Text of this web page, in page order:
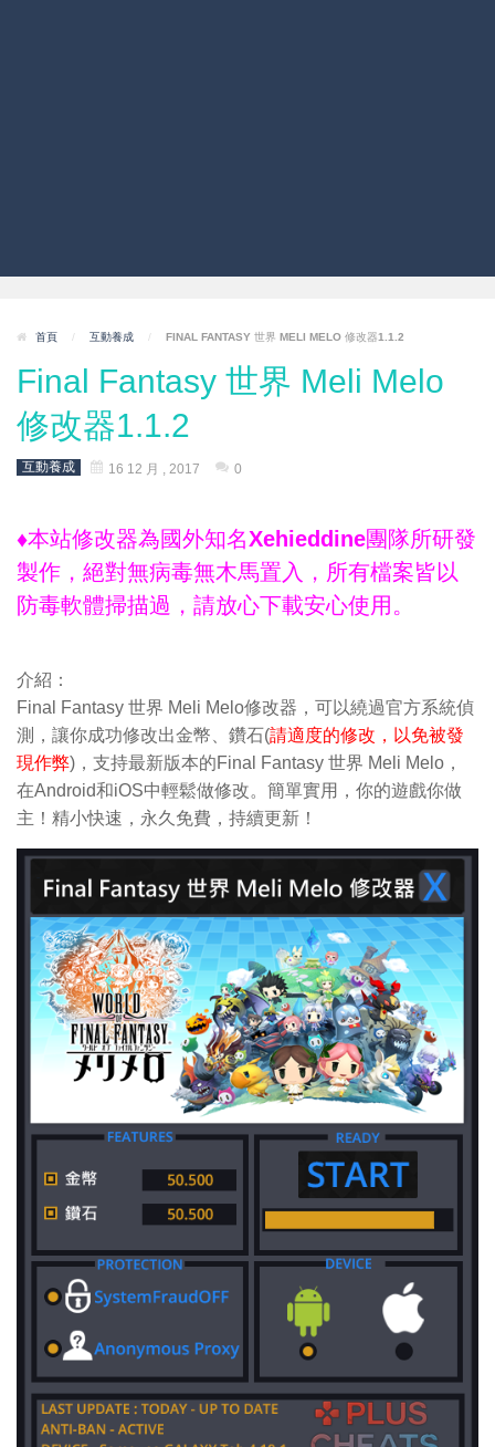
首頁 / 互動養成 / FINAL FANTASY 世界 MELI MELO 修改器1.1.2
Final Fantasy 世界 Meli Melo
修改器1.1.2
互動養成 16 12 月 , 2017 0
♦本站修改器為國外知名Xehieddine團隊所研發
製作，絕對無病毒無木馬置入，所有檔案皆以
防毒軟體掃描過，請放心下載安心使用。
介紹：
Final Fantasy 世界 Meli Melo修改器，可以繞過官方系統偵
測，讓你成功修改出金幣、鑽石(請適度的修改，以免被發
現作弊)，支持最新版本的Final Fantasy 世界 Meli Melo，
在Android和iOS中輕鬆做修改。簡單實用，你的遊戲你做
主！精小快速，永久免費，持續更新！